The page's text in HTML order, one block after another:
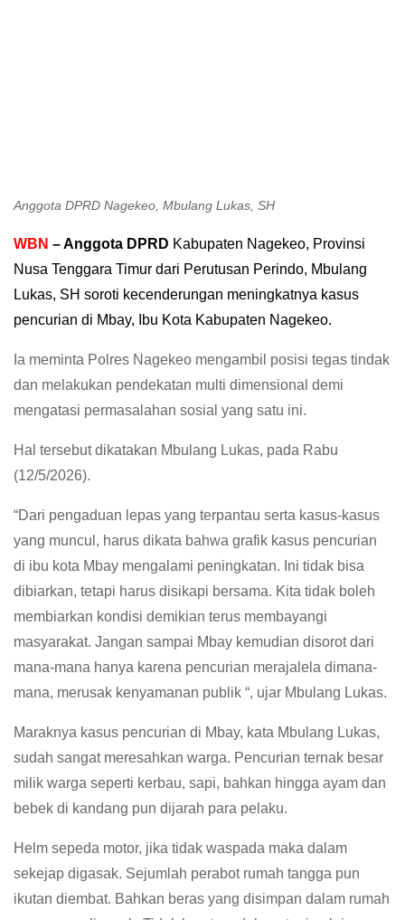
Anggota DPRD Nagekeo, Mbulang Lukas, SH
WBN – Anggota DPRD Kabupaten Nagekeo, Provinsi
Nusa Tenggara Timur dari Perutusan Perindo, Mbulang
Lukas, SH soroti kecenderungan meningkatnya kasus
pencurian di Mbay, Ibu Kota Kabupaten Nagekeo.
Ia meminta Polres Nagekeo mengambil posisi tegas tindak
dan melakukan pendekatan multi dimensional demi
mengatasi permasalahan sosial yang satu ini.
Hal tersebut dikatakan Mbulang Lukas, pada Rabu
(12/5/2026).
“Dari pengaduan lepas yang terpantau serta kasus-kasus
yang muncul, harus dikata bahwa grafik kasus pencurian
di ibu kota Mbay mengalami peningkatan. Ini tidak bisa
dibiarkan, tetapi harus disikapi bersama. Kita tidak boleh
membiarkan kondisi demikian terus membayangi
masyarakat. Jangan sampai Mbay kemudian disorot dari
mana-mana hanya karena pencurian merajalela dimana-
mana, merusak kenyamanan publik “, ujar Mbulang Lukas.
Maraknya kasus pencurian di Mbay, kata Mbulang Lukas,
sudah sangat meresahkan warga. Pencurian ternak besar
milik warga seperti kerbau, sapi, bahkan hingga ayam dan
bebek di kandang pun dijarah para pelaku.
Helm sepeda motor, jika tidak waspada maka dalam
sekejap digasak. Sejumlah perabot rumah tangga pun
ikutan diembat. Bahkan beras yang disimpan dalam rumah